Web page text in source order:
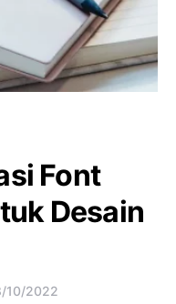
Font
Desain
10/2022